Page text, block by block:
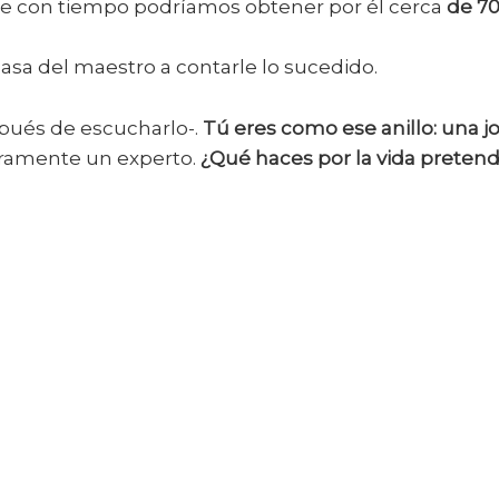
con tiempo podríamos obtener por él cercade
del maestro a contarle lo sucedido.
de escucharlo-. Tú eres como ese anillo: una
un experto. ¿Qué haces por la vida